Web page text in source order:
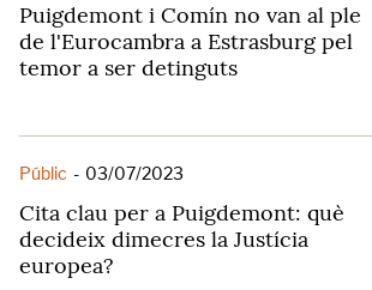
Puigdemont i Comín no van al ple
de l'Eurocambra a Estrasburg pel
temor a ser detinguts
Públic - 03/07/2023
Cita clau per a Puigdemont: què
decideix dimecres la Justícia
europea?